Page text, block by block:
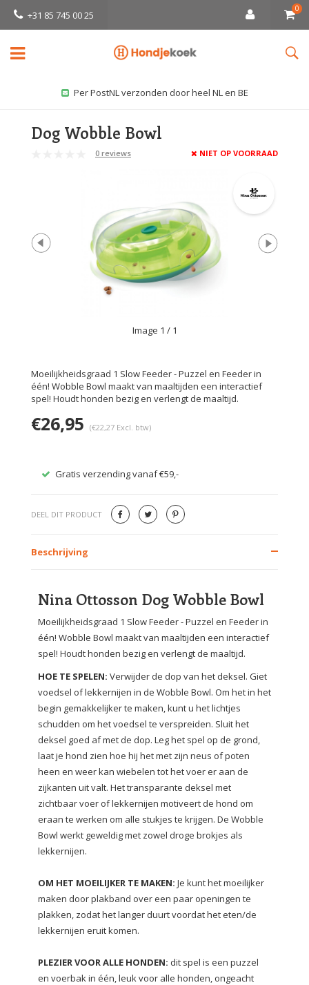
+31 85 745 00 25
0
Per PostNL verzonden door heel NL en BE
Dog Wobble Bowl
0 reviews NIET OP VOORRAAD
Image 1 / 1
Moeilijkheidsgraad 1 Slow Feeder - Puzzel en Feeder in
één! Wobble Bowl maakt van maaltijden een interactief
spel! Houdt honden bezig en verlengt de maaltijd.
€26,95 (€22,27 Excl. btw)
Gratis verzending vanaf €59,-
DEEL DIT PRODUCT
Beschrijving
Nina Ottosson Dog Wobble Bowl
Moeilijkheidsgraad 1 Slow Feeder - Puzzel en Feeder in
één! Wobble Bowl maakt van maaltijden een interactief
spel! Houdt honden bezig en verlengt de maaltijd.
HOE TE SPELEN: Verwijder de dop van het deksel. Giet
voedsel of lekkernijen in de Wobble Bowl. Om het in het
begin gemakkelijker te maken, kunt u het lichtjes
schudden om het voedsel te verspreiden. Sluit het
deksel goed af met de dop. Leg het spel op de grond,
laat je hond zien hoe hij het met zijn neus of poten
heen en weer kan wiebelen tot het voer er aan de
zijkanten uit valt. Het transparante deksel met
zichtbaar voer of lekkernijen motiveert de hond om
eraan te werken om alle stukjes te krijgen. De Wobble
Bowl werkt geweldig met zowel droge brokjes als
lekkernijen.
OM HET MOEILIJKER TE MAKEN: Je kunt het moeilijker
maken door plakband over een paar openingen te
plakken, zodat het langer duurt voordat het eten/de
lekkernijen eruit komen.
PLEZIER VOOR ALLE HONDEN: dit spel is een puzzel
en voerbak in één, leuk voor alle honden, ongeacht